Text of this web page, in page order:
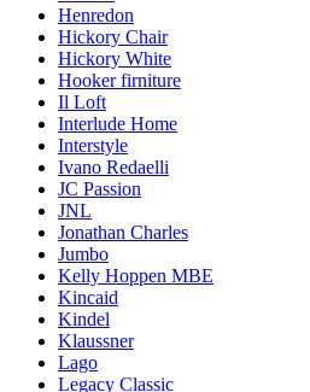
Henredon
Hickory Chair
Hickory White
Hooker firniture
Il Loft
Interlude Home
Interstyle
Ivano Redaelli
JC Passion
JNL
Jonathan Charles
Jumbo
Kelly Hoppen MBE
Kincaid
Kindel
Klaussner
Lago
Legacy Classic